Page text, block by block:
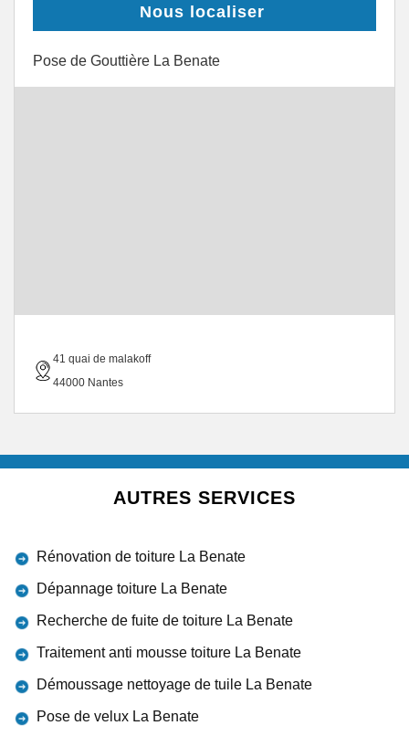
Nous localiser
Pose de Gouttière La Benate
41 quai de malakoff
44000 Nantes
AUTRES SERVICES
Rénovation de toiture La Benate
Dépannage toiture La Benate
Recherche de fuite de toiture La Benate
Traitement anti mousse toiture La Benate
Démoussage nettoyage de tuile La Benate
Pose de velux La Benate